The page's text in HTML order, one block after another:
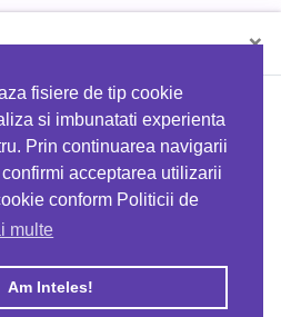
fisiere de tip cookie
si imbunatati experienta
Prin continuarea navigarii
acceptarea utilizarii
conform Politicii de
multe
Am Inteles!
S.R.L
×
comandă folosind codul
acum